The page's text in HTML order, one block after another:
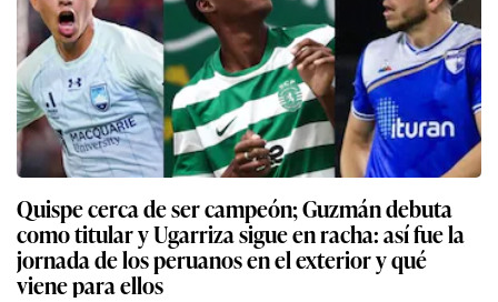
Quispe cerca de ser campeón; Guzmán debuta
como titular y Ugarriza sigue en racha: así fue la
jornada de los peruanos en el exterior y qué
viene para ellos